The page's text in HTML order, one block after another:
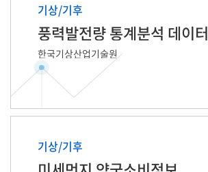
기상/기후
풍력발전량 통계분석 데이터
한국기상산업기술원
기상/기후